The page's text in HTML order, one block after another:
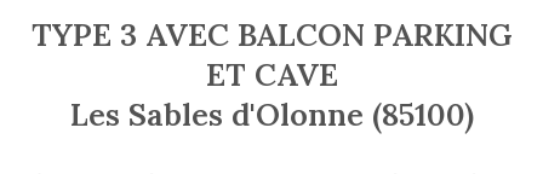
TYPE 3 AVEC BALCON PARKING
ET CAVE
Les Sables d'Olonne (85100)